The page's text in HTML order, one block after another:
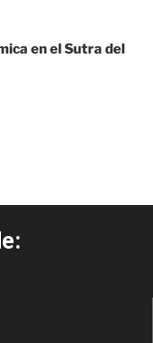
en el Sutra del